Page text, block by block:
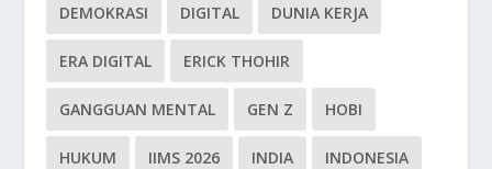
DEMOKRASI DIGITAL DUNIA KERJA
ERA DIGITAL ERICK THOHIR
GANGGUAN MENTAL GEN Z HOBI
HUKUM IIMS 2026 INDIA INDONESIA